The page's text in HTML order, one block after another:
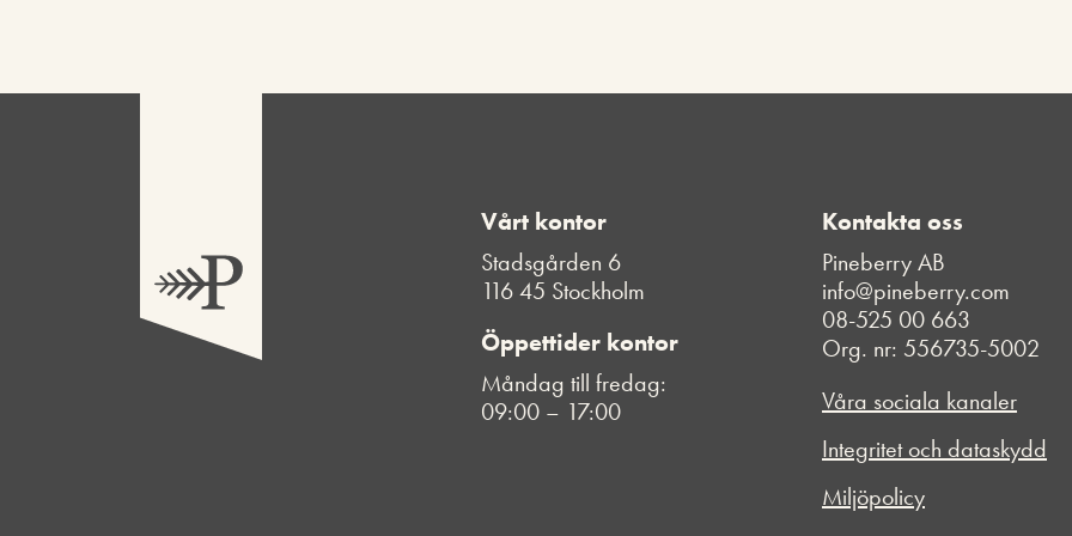
Vårt kontor
Stadsgården 6
116 45 Stockholm
Öppettider kontor
Måndag till fredag:
09:00 – 17:00
Kontakta oss
Pineberry AB
info@pineberry.com
08-525 00 663
Org. nr: 556735-5002
Våra sociala kanaler
Integritet och dataskydd
Miljöpolicy